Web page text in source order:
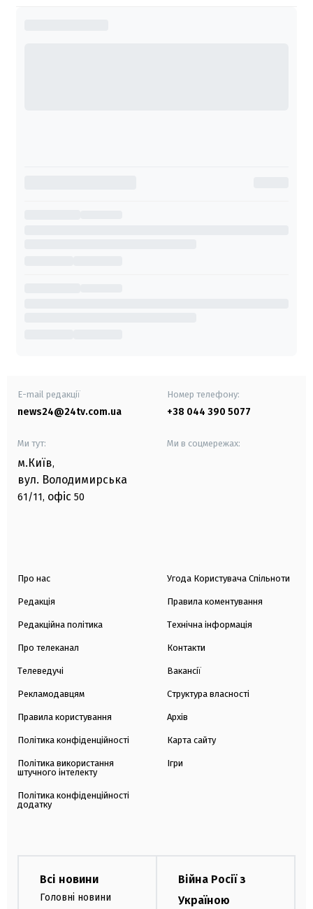
E-mail редакції
news24@24tv.com.ua
Номер телефону:
+38 044 390 5077
Ми тут:
м.Київ,
вул. Володимирська
61/11, офіс 50
Ми в соцмережах:
Про нас
Редакція
Редакційна політика
Про телеканал
Телеведучі
Рекламодавцям
Правила користування
Політика конфіденційності
Політика використання
штучного інтелекту
Політика конфіденційності
додатку
Угода Користувача Спільноти
Правила коментування
Технічна інформація
Контакти
Вакансії
Структура власності
Архів
Карта сайту
Ігри
Всі новини
Головні новини
Війна Росії з
Україною